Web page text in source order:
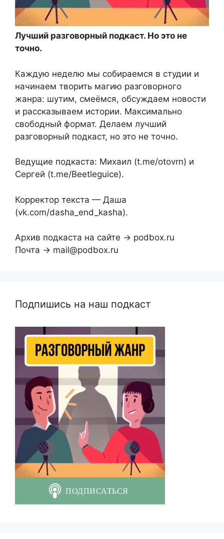
Лучший разговорный подкаст. Но это не
точно.
Каждую неделю мы собираемся в студии и
начинаем творить магию разговорного
жанра: шутим, смеёмся, обсуждаем новости
и рассказываем истории. Максимально
свободный формат. Делаем лучший
разговорный подкаст, но это не точно.
Ведущие подкаста: Михаил (t.me/otovrn) и
Сергей (t.me/Beetleguice).
Корректор текста — Даша
(vk.com/dasha_end_kasha).
Архив подкаста на сайте → podbox.ru
Почта → mail@podbox.ru
Подпишись на наш подкаст